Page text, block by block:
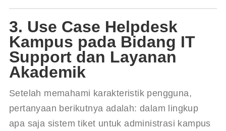
3. Use Case Helpdesk
Kampus pada Bidang IT
Support dan Layanan
Akademik
Setelah memahami karakteristik pengguna,
pertanyaan berikutnya adalah: dalam lingkup
apa saja sistem tiket untuk administrasi kampus